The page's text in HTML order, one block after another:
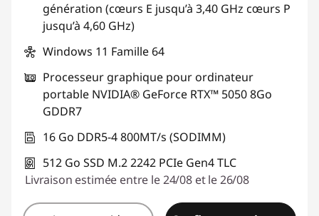
génération (cœurs E jusqu’à 3,40 GHz cœurs P
jusqu’à 4,60 GHz)
Windows 11 Famille 64
Processeur graphique pour ordinateur
portable NVIDIA® GeForce RTX™ 5050 8Go
GDDR7
16 Go DDR5-4 800MT/s (SODIMM)
512 Go SSD M.2 2242 PCIe Gen4 TLC
Livraison estimée entre le 24/08 et le 26/08